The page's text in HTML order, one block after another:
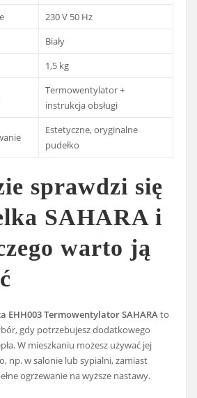
230 V 50 Hz
Biały
1,5 kg
Termowentylator +
instrukcja obsługi
Estetyczne, oryginalne
pudełko
sprawdzi się
SAHARA i
warto ją
EHH003 Termowentylator SAHARAto
gdy potrzebujesz dodatkowego
W mieszkaniu możesz używać jej
np. w salonie lub sypialni, zamiast
ogrzewanie na wyższe nastawy.